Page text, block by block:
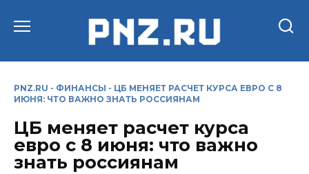
PNZ.RU - ФИНАНСЫ - ЦБ МЕНЯЕТ РАСЧЕТ КУРСА ЕВРО С 8
ИЮНЯ: ЧТО ВАЖНО ЗНАТЬ РОССИЯНАМ
ЦБ меняет расчет курса
евро с 8 июня: что важно
знать россиянам